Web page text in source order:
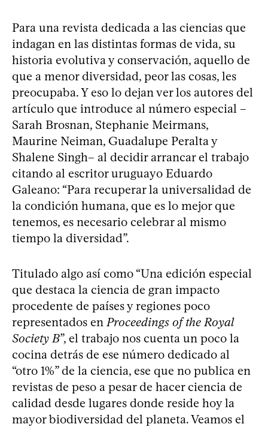
Para una revista dedicada a las ciencias que
indagan en las distintas formas de vida, su
historia evolutiva y conservación, aquello de
que a menor diversidad, peor las cosas, les
preocupaba. Y eso lo dejan ver los autores del
artículo que introduce al número especial –
Sarah Brosnan, Stephanie Meirmans,
Maurine Neiman, Guadalupe Peralta y
Shalene Singh– al decidir arrancar el trabajo
citando al escritor uruguayo Eduardo
Galeano: “Para recuperar la universalidad de
la condición humana, que es lo mejor que
tenemos, es necesario celebrar al mismo
tiempo la diversidad”.
Titulado algo así como “Una edición especial
que destaca la ciencia de gran impacto
procedente de países y regiones poco
representados en Proceedings of the Royal
Society B”, el trabajo nos cuenta un poco la
cocina detrás de ese número dedicado al
“otro 1%” de la ciencia, ese que no publica en
revistas de peso a pesar de hacer ciencia de
calidad desde lugares donde reside hoy la
mayor biodiversidad del planeta. Veamos el